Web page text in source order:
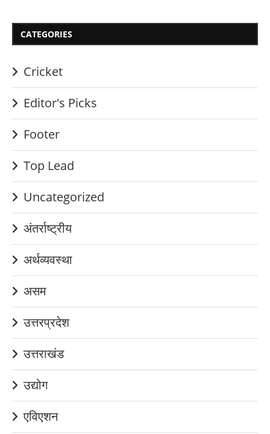
CATEGORIES
Cricket
Editor's Picks
Footer
Top Lead
Uncategorized
अंतर्राष्ट्रीय
अर्थव्यवस्था
असम
उत्तरप्रदेश
उत्तराखंड
उद्योग
एविएशन